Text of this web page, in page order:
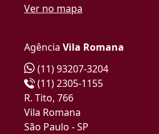
Ver no mapa
Agência Vila Romana
(11) 93207-3204
(11) 2305-1155
R. Tito, 766
Vila Romana
São Paulo - SP